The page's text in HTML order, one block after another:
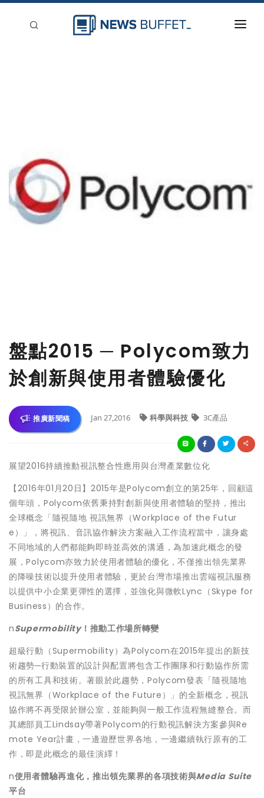
盤點2015 ─ Polycom致力
於創新與使用者體驗優化
推廣新聞稿 Jan 27,2016 科學與科技 3C產品
展望2016持續推動視訊整合性應用與台灣產業數位化
【2016年01月20日】2015年是Polycom創立的第25年，回顧這
個年頭，Polycom依舊秉持對創新與使用者體驗的堅持，推出
全球概念「隨視隨地 視訊無界（Workplace of the Futur
e）」，將視訊、音訊協作解決方案融入工作流程當中，讓身處
不同地域的人們都能夠即時並高效的溝通，為加速此概念的發
展，Polycom亦致力於使用者體驗的優化，不僅推出領先業界
的降噪技術以提升使用者體驗，更於台灣市場推出雲端視訊服務
以提供中小企業更彈性的選擇，並強化與微軟Lync（Skype for
Business）的合作。
nSupermobility！推動工作場所轉變
超級行動（Supermobility）為Polycom在2015年提出的新技
術趨勢─行動裝置的設計與配置將包含工作團隊和行動協作所需
的所有工具和技術。著眼於此趨勢，Polycom發表「隨視隨地
視訊無界（Workplace of the Future）」的全新概念，視訊
協作將不再受限於辦公室，並能夠與一般工作流程無縫整合。而
其總部員工Lindsay帶著Polycom的行動視訊解決方案參與Re
mote Year計畫，一邊遊歷世界各地，一邊繼續執行原有的工
作，即是此概念的最佳演繹！
n使用者體驗再進化，推出領先業界的各項技術與Media Suite
平台